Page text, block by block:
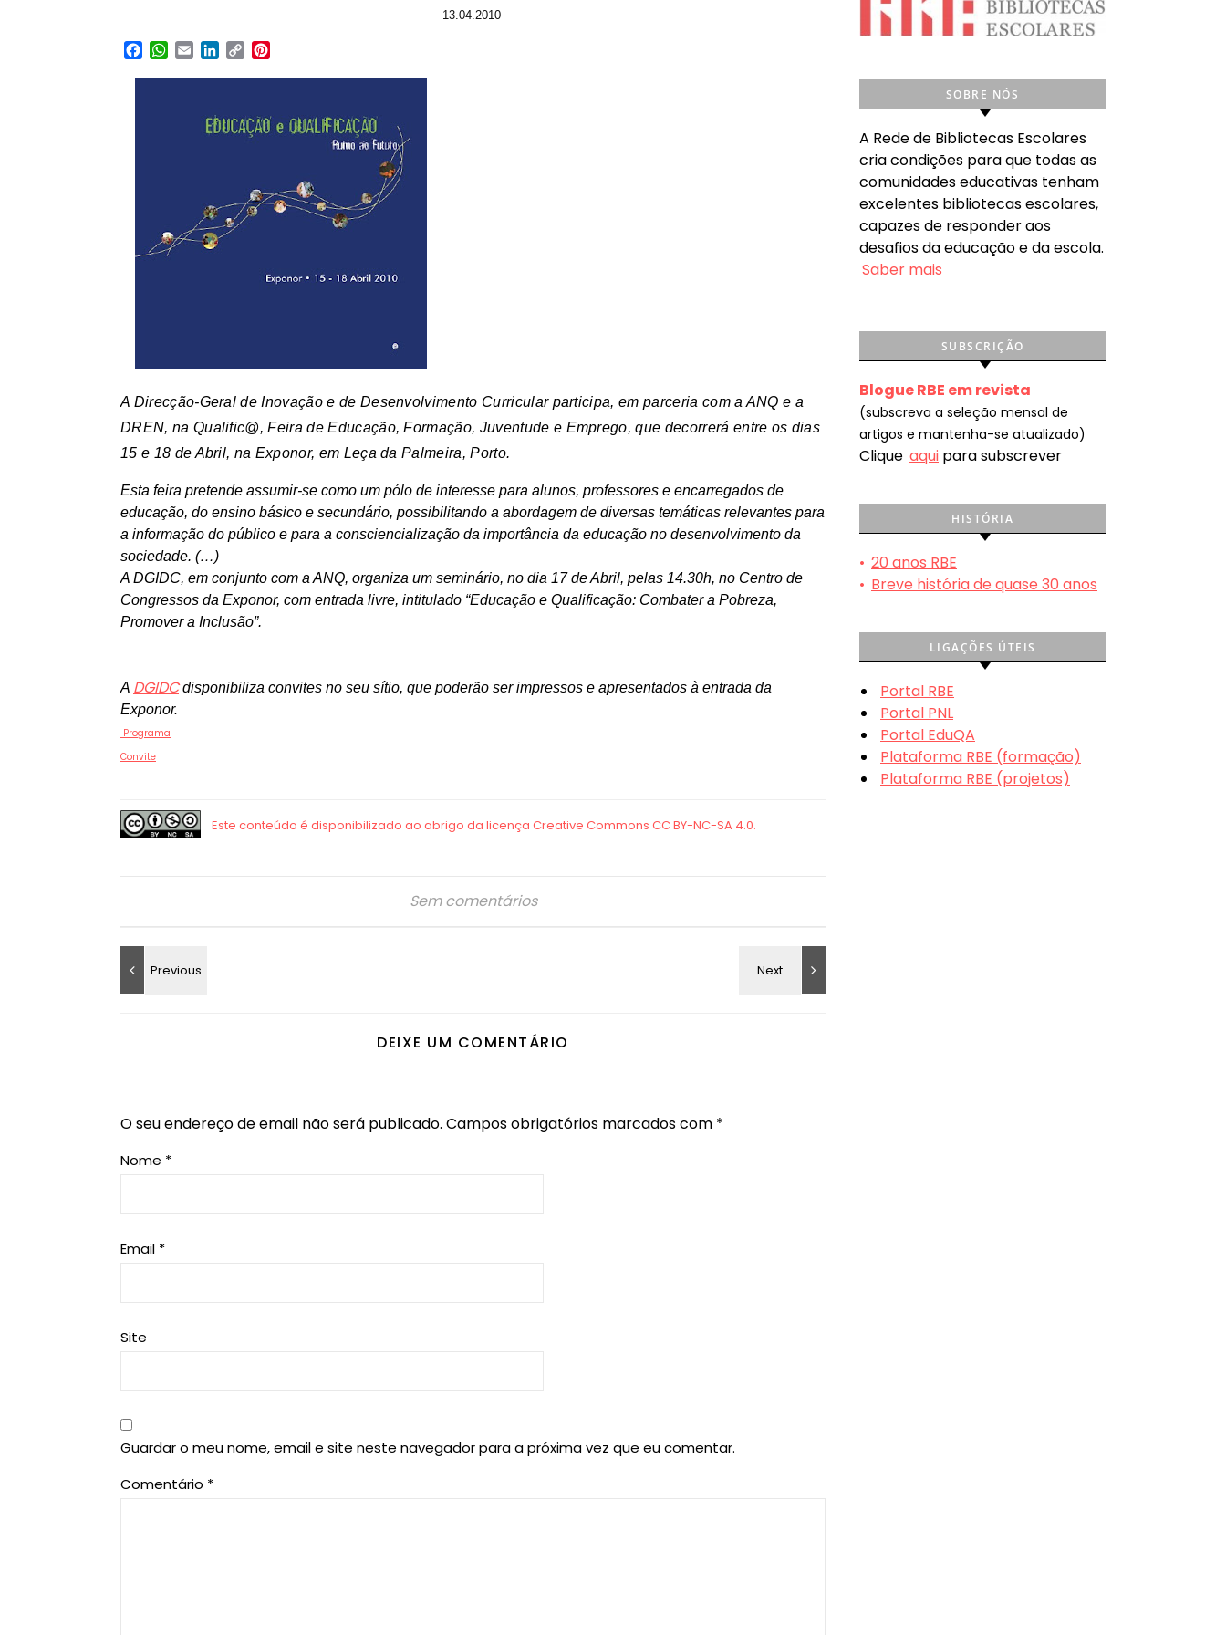
13.04.2010
Facebook
WhatsApp
EmailLinkedIn
Copy
A Direcção-Geral de Inovação e de Desenvolvimento Curricular participa, em parceria com a ANQ e a
DREN, na Qualific@, Feira de Educação, Formação, Juventude e Emprego, que decorrerá entre os dias
15 e 18 de Abril, na Exponor, em Leça da Palmeira, Porto.
Esta feira pretende assumir-se como um pólo de interesse para alunos, professores e encarregados de
educação, do ensino básico e secundário, possibilitando a abordagem de diversas temáticas relevantes para
a informação do público e para a consciencialização da importância da educação no desenvolvimento da
sociedade. (…)
A DGIDC, em conjunto com a ANQ, organiza um seminário, no dia 17 de Abril, pelas 14.30h, no Centro de
Congressos da Exponor, com entrada livre, intitulado “Educação e Qualificação: Combater a Pobreza,
Promover a Inclusão”.
A DGIDCdisponibiliza convites no seu sítio, que poderão ser impressos e apresentados à entrada da
Exponor.
Programa
Convite
Sem comentários
DEIXE UM COMENTÁRIO
O seu endereço de email não será publicado. Campos obrigatórios marcados com *
Nome *
Email *
Site
Guardar o meu nome, email e site neste navegador para a próxima vez que eu comentar.
Comentário *
SOBRE NÓS
A Rede de Bibliotecas Escolares
cria condições para que todas as
comunidades educativas tenham
excelentes bibliotecas escolares,
capazes de responder aos
desafios da educação e da escola.
Saber mais
SUBSCRIÇÃO
Blogue RBE em revista
(subscreva a seleção mensal de
artigos e mantenha-se atualizado)
Clique aqui para subscrever
HISTÓRIA
• 20 anos RBE
• Breve história de quase 30 anos
LIGAÇÕES ÚTEIS
Portal RBE
Portal PNL
Portal EduQA
Plataforma RBE (formação)
Plataforma RBE (projetos)